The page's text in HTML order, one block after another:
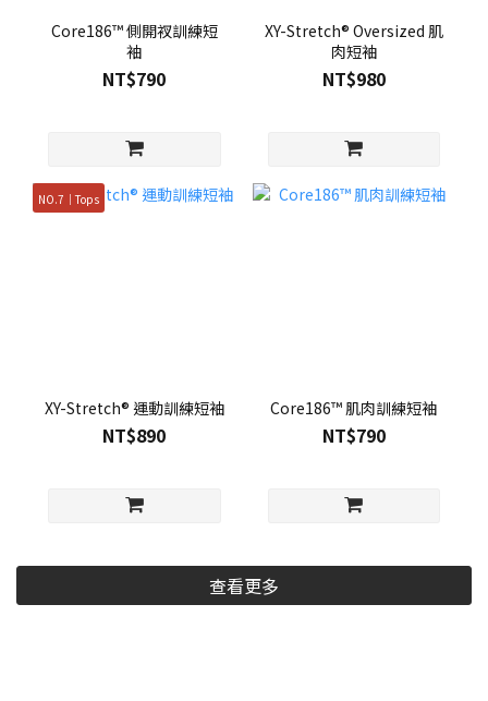
Core186™ 側開衩訓練短
袖
NT$790
XY-Stretch® Oversized 肌
肉短袖
NT$980
NO.7｜Tops
XY-Stretch® 運動訓練短袖
NT$890
Core186™ 肌肉訓練短袖
NT$790
查看更多